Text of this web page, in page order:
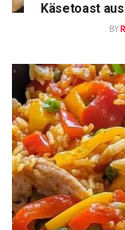
Käsetoast
BY